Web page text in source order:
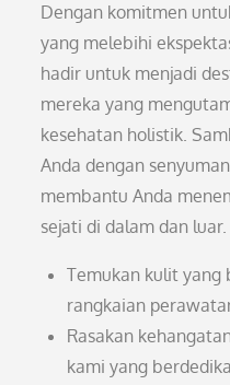
Dengan komitmen
yang melebihi
hadir untuk menjadi
mereka yang
kesehatan holistik.
Anda dengan
membantu Anda
sejati di dalam dan luar.
Temukan kulit yang
rangkaian
Rasakan
kami yang